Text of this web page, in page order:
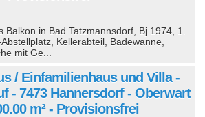
Balkon in Bad Tatzmannsdorf, Bj 1974, 1.
Kellerabteil, Badewanne,
mit Ge...
/ Einfamilienhaus und Villa -
- 7473 Hannersdorf - Oberwart
m² - Provisionsfrei